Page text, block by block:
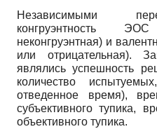
Независимыми
конгруэнтность
неконгруэнтная) и
или отрицательная).
являлись успешность
количество
отведенное время),
субъективного тупика,
объективного тупика.